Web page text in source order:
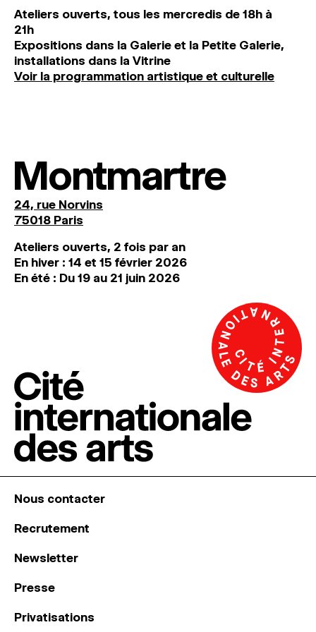
Ateliers ouverts, tous les mercredis de 18h à
21h
Expositions dans la Galerie et la Petite Galerie,
installations dans la Vitrine
Voir la programmation artistique et culturelle
Montmartre
24, rue Norvins
75018 Paris
Ateliers ouverts, 2 fois par an
En hiver : 14 et 15 février 2026
En été : Du 19 au 21 juin 2026
Nous contacter
Recrutement
Newsletter
Presse
Privatisations